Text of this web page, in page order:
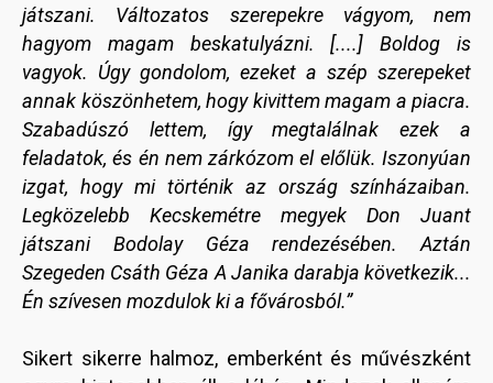
játszani. Változatos szerepekre vágyom, nem
hagyom magam beskatulyázni. [....] Boldog is
vagyok. Úgy gondolom, ezeket a szép szerepeket
annak köszönhetem, hogy kivittem magam a piacra.
Szabadúszó lettem, így megtalálnak ezek a
feladatok, és én nem zárkózom el előlük. Iszonyúan
izgat, hogy mi történik az ország színházaiban.
Legközelebb Kecskemétre megyek Don Juant
játszani Bodolay Géza rendezésében. Aztán
Szegeden Csáth Géza A Janika darabja következik...
Én szívesen mozdulok ki a fővárosból.”
Sikert sikerre halmoz, emberként és művészként